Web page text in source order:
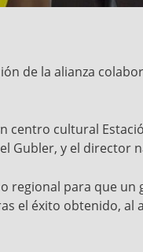
de la alianza
centro cultural
y el director
regional para que
el éxito obtenido, al